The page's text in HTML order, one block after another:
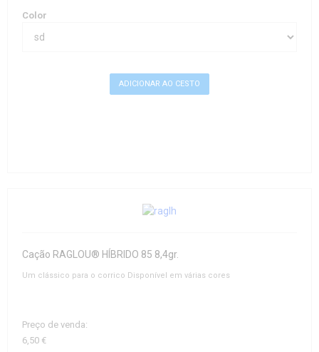
Color
Cação RAGLOU® HÍBRIDO 85 8,4gr.
Um clássico para o corrico Disponível em várias cores
Preço de venda:
6,50 €